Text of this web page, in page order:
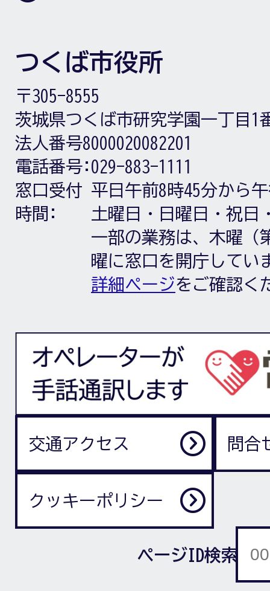
つくば市役所
〒305-8555
茨城県つくば市研究学園一丁目1
法人番号8000020082201
電話番号: 029-883-1111
窓口受付
時間:
平日午前8時45分から
土曜日・日曜日・祝日
一部の業務は、木曜（
曜に窓口を開庁してい
詳細ページをご確認く
交通アクセス 問合
クッキーポリシー
ページID検索